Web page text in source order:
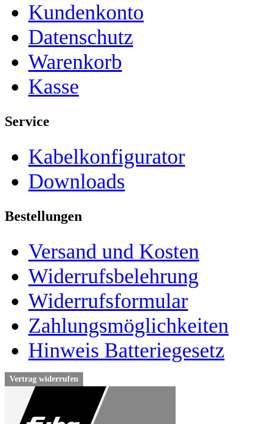
Kundenkonto
Datenschutz
Warenkorb
Kasse
Service
Kabelkonfigurator
Downloads
Bestellungen
Versand und Kosten
Widerrufsbelehrung
Widerrufsformular
Zahlungsmöglichkeiten
Hinweis Batteriegesetz
Vertrag widerrufen